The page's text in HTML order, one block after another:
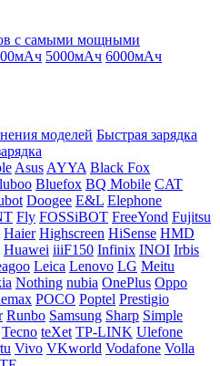
с самыми мощными
5000мАч 6000мАч
моделей Быстрая зарядка
Asus AYYA Black Fox
Bluefox BQ Mobile CAT
Doogee E&L Elephone
Fly FOSSiBOT FreeYond Fujitsu
Haier Highscreen HiSense HMD
Huawei iiiF150 Infinix INOI Irbis
Leica Lenovo LG Meitu
Nothing nubia OnePlus Oppo
POCO Poptel Prestigio
Runbo Samsung Sharp Simple
Tecno teXet TP-LINK Ulefone
Vivo VKworld Vodafone Volla